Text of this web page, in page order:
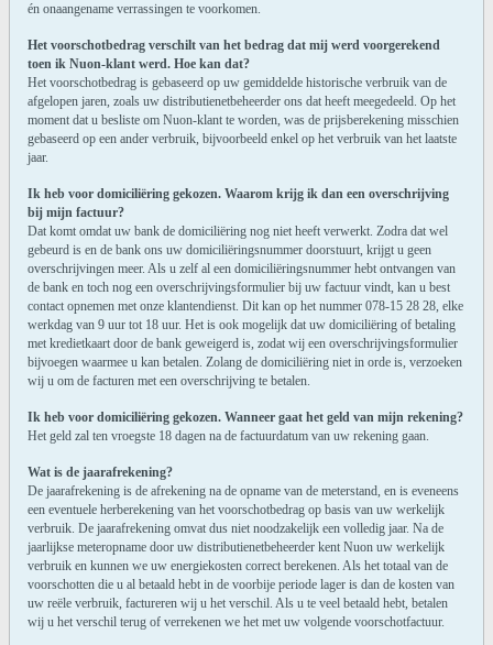
én onaangename verrassingen te voorkomen.
Het voorschotbedrag verschilt van het bedrag dat mij werd voorgerekend
toen ik Nuon-klant werd. Hoe kan dat?
Het voorschotbedrag is gebaseerd op uw gemiddelde historische verbruik van de
afgelopen jaren, zoals uw distributienetbeheerder ons dat heeft meegedeeld. Op het
moment dat u besliste om Nuon-klant te worden, was de prijsberekening misschien
gebaseerd op een ander verbruik, bijvoorbeeld enkel op het verbruik van het laatste
jaar.
Ik heb voor domiciliëring gekozen. Waarom krijg ik dan een overschrijving
bij mijn factuur?
Dat komt omdat uw bank de domiciliëring nog niet heeft verwerkt. Zodra dat wel
gebeurd is en de bank ons uw domiciliëringsnummer doorstuurt, krijgt u geen
overschrijvingen meer. Als u zelf al een domiciliëringsnummer hebt ontvangen van
de bank en toch nog een overschrijvingsformulier bij uw factuur vindt, kan u best
contact opnemen met onze klantendienst. Dit kan op het nummer 078-15 28 28, elke
werkdag van 9 uur tot 18 uur. Het is ook mogelijk dat uw domiciliëring of betaling
met kredietkaart door de bank geweigerd is, zodat wij een overschrijvingsformulier
bijvoegen waarmee u kan betalen. Zolang de domiciliëring niet in orde is, verzoeken
wij u om de facturen met een overschrijving te betalen.
Ik heb voor domiciliëring gekozen. Wanneer gaat het geld van mijn rekening?
Het geld zal ten vroegste 18 dagen na de factuurdatum van uw rekening gaan.
Wat is de jaarafrekening?
De jaarafrekening is de afrekening na de opname van de meterstand, en is eveneens
een eventuele herberekening van het voorschotbedrag op basis van uw werkelijk
verbruik. De jaarafrekening omvat dus niet noodzakelijk een volledig jaar. Na de
jaarlijkse meteropname door uw distributienetbeheerder kent Nuon uw werkelijk
verbruik en kunnen we uw energiekosten correct berekenen. Als het totaal van de
voorschotten die u al betaald hebt in de voorbije periode lager is dan de kosten van
uw reële verbruik, factureren wij u het verschil. Als u te veel betaald hebt, betalen
wij u het verschil terug of verrekenen we het met uw volgende voorschotfactuur.